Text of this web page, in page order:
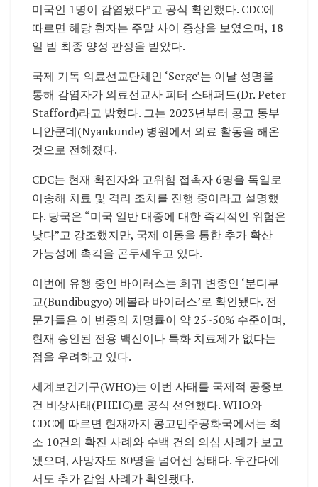
미국인 1명이 감염됐다”고 공식 확인했다. CDC에
따르면 해당 환자는 주말 사이 증상을 보였으며, 18
일 밤 최종 양성 판정을 받았다.
국제 기독 의료선교단체인 ‘Serge’는 이날 성명을
통해 감염자가 의료선교사 피터 스태퍼드(Dr. Peter
Stafford)라고 밝혔다. 그는 2023년부터 콩고 동부
니안쿤데(Nyankunde) 병원에서 의료 활동을 해온
것으로 전해졌다.
CDC는 현재 확진자와 고위험 접촉자 6명을 독일로
이송해 치료 및 격리 조치를 진행 중이라고 설명했
다. 당국은 “미국 일반 대중에 대한 즉각적인 위험은
낮다”고 강조했지만, 국제 이동을 통한 추가 확산
가능성에 촉각을 곤두세우고 있다.
이번에 유행 중인 바이러스는 희귀 변종인 ‘분디부
교(Bundibugyo) 에볼라 바이러스’로 확인됐다. 전
문가들은 이 변종의 치명률이 약 25~50% 수준이며,
현재 승인된 전용 백신이나 특화 치료제가 없다는
점을 우려하고 있다.
세계보건기구(WHO)는 이번 사태를 국제적 공중보
건 비상사태(PHEIC)로 공식 선언했다. WHO와
CDC에 따르면 현재까지 콩고민주공화국에서는 최
소 10건의 확진 사례와 수백 건의 의심 사례가 보고
됐으며, 사망자도 80명을 넘어선 상태다. 우간다에
서도 추가 감염 사례가 확인됐다.